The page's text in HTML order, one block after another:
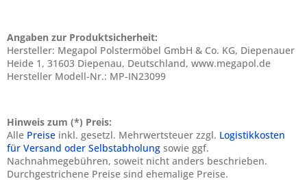
Angaben zur Produktsicherheit:
Hersteller: Megapol Polstermöbel GmbH & Co. KG, Diepenauer
Heide 1, 31603 Diepenau, Deutschland, www.megapol.de
Hersteller Modell-Nr.: MP-IN23099
Hinweis zum (*) Preis:
Alle Preise inkl. gesetzl. Mehrwertsteuer zzgl. Logistikkosten
für Versand oder Selbstabholung sowie ggf.
Nachnahmegebühren, soweit nicht anders beschrieben.
Durchgestrichene Preise sind ehemalige Preise.